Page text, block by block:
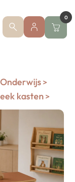
0
>
kasten >